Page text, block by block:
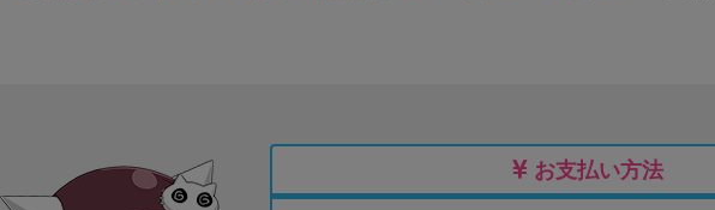
お支払い方法